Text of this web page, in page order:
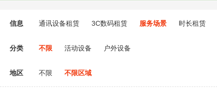
信息 通讯设备租赁 3C数码租赁 服务场景 时长租赁
分类 不限 活动设备 户外设备
地区 不限 不限区域